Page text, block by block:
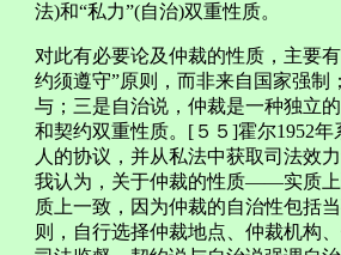
法)和“私力”(自治)双重性质。
对此有必要论及仲裁的性质，主要
约须遵守”原则，而非来自国家强
与；三是自治说，仲裁是一种独立
和契约双重性质。[５５]霍尔1952
人的协议，并从私法中获取司法效
我认为，关于仲裁的性质——实质
质上一致，因为仲裁的自治性包括
则，自行选择仲裁地点、仲裁机构